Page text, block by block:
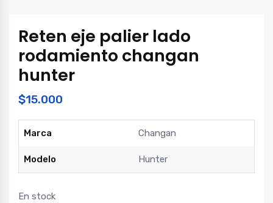
Reten eje palier lado
rodamiento changan
hunter
$15.000
Marca Changan
Modelo Hunter
En stock